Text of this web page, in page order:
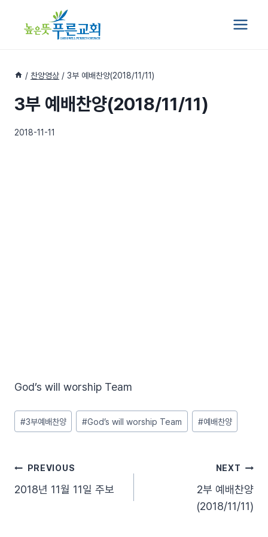
/ 찬양영상 / 3부 예배찬양(2018/11/11)
3부 예배찬양(2018/11/11)
2018-11-11
God’s will worship Team
Post
Tags:
#3부예배찬양 #God’s will worship Team #예배찬양
글PREVIOUS
2018년 11월 11일 주보
NEXT
2부 예배찬양
(2018/11/11)